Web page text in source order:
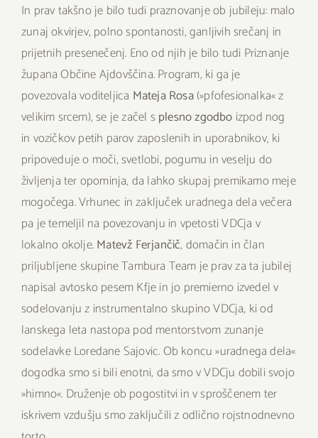
In prav takšno je bilo tudi praznovanje ob jubileju: malo
zunaj okvirjev, polno spontanosti, ganljivih srečanj in
prijetnih presenečenj. Eno od njih je bilo tudi Priznanje
župana Občine Ajdovščina. Program, ki ga je
povezovala voditeljica Mateja Rosa(»pfofesionalka« z
velikim srcem), se je začel splesno zgodbo izpod nog
in vozičkov petih parov zaposlenih in uporabnikov, ki
pripoveduje o moči, svetlobi, pogumu in veselju do
življenja ter opominja, da lahko skupaj premikamo meje
mogočega. Vrhunec in zaključek uradnega dela večera
pa je temeljil na povezovanju in vpetosti VDCja v
lokalno okolje.Matevž Ferjančič, domačin in član
priljubljene skupine Tambura Team je prav za ta jubilej
napisal avtosko pesem Kfje in jo premierno izvedel v
sodelovanju z instrumentalno skupino VDCja, ki od
lanskega leta nastopa pod mentorstvom zunanje
sodelavke Loredane Sajovic. Ob koncu »uradnega dela«
dogodka smo si bili enotni, da smo v VDCju dobili svojo
»himno«. Druženje ob pogostitvi in v sproščenem ter
iskrivem vzdušju smo zaključili z odlično rojstnodnevno